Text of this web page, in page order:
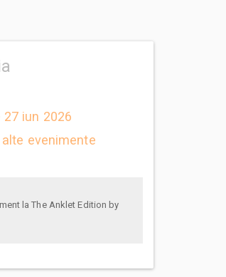
iun 2026
evenimente